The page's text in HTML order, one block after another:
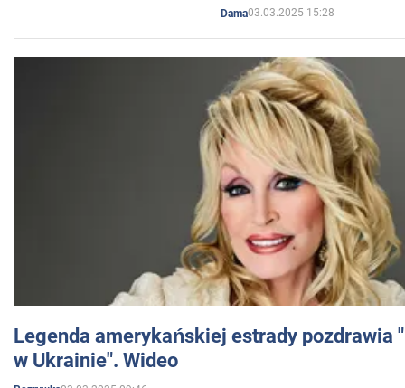
Dama03.03.2025 15:28
Legenda amerykańskiej estrady pozdrawia
w Ukrainie". Wideo